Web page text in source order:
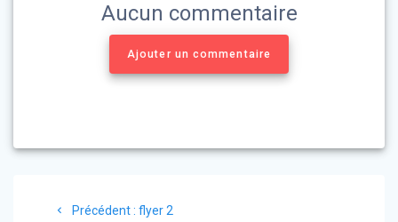
Aucun commentaire
Ajouter un commentaire
Précédent : Article
flyer 2